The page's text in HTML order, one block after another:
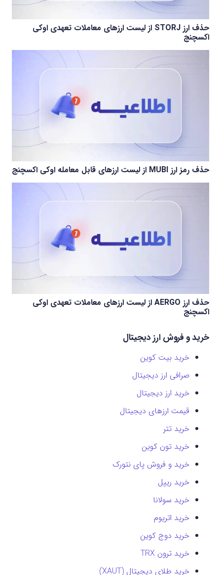
حذف ارز STORJ از لیست ارزهای معاملات تعهدی اوکی
اکسچنج
حذف رمز ارز MUBI از لیست ارزهای قابل معامله اوکی اکسچنج
حذف ارز AERGO از لیست ارزهای معاملات تعهدی اوکی
اکسچنج
خرید و فروش ارز دیجیتال
خرید بیت کوین
صرافی ارز دیجیتال
خرید ارز دیجیتال
قیمت ارزهای دیجیتال
خرید تتر
خرید تون کوین
خرید و فروش پای نتورک
خرید ریپل
خرید سولانا
خرید اتریوم
خرید دوج کوین
خرید ترون TRX
خرید طلای دیجیتال (XAUT)